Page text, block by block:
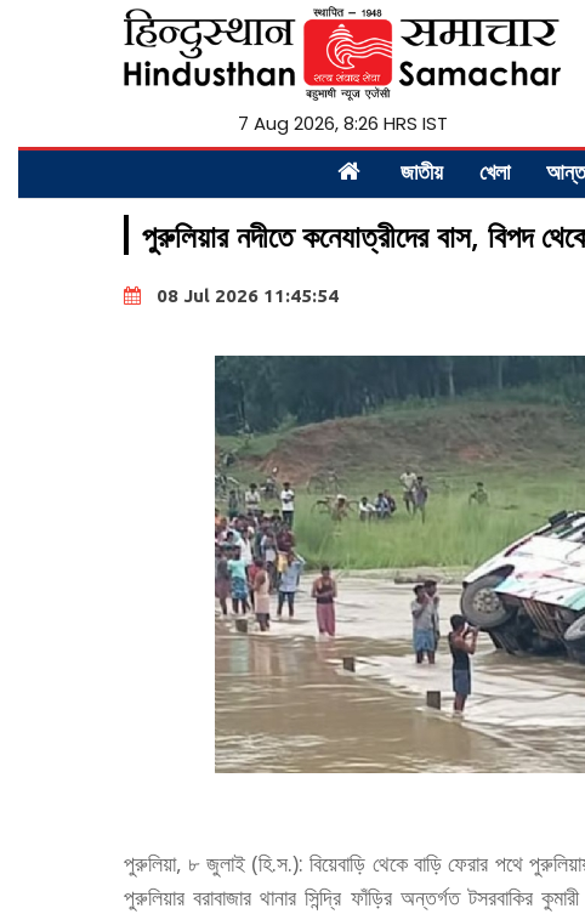
7 Aug 2026, 8:26 HRS IST
জাতীয় খেলা
পুরুলিয়ার নদীতে কনেযাত্রীদের বাস, বিপদ
08 Jul 2026 11:45:54
পুরুলিয়া, ৮ জুলাই (হি.স.): বিয়েবাড়ি থেকে বাড়ি ফেরার পথে
পুরুলিয়ার বরাবাজার থানার সিন্দ্রি ফাঁড়ির অন্তর্গত টসরবাকির